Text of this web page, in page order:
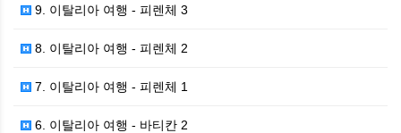
9. 이탈리아 여행 - 피렌체 3
8. 이탈리아 여행 - 피렌체 2
7. 이탈리아 여행 - 피렌체 1
6. 이탈리아 여행 - 바티칸 2